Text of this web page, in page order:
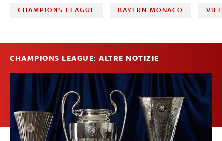
CHAMPIONS LEAGUE BAYERN MONACO
CHAMPIONS LEAGUE: ALTRE NOTIZIE